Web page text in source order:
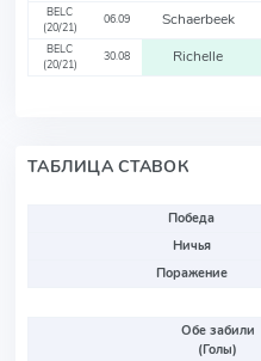
BELC
(20/21)
06.09 Schaerbeek
BELC
(20/21)
30.08 Richelle
ТАБЛИЦА СТАВОК
Победа
Ничья
Поражение
Обе забили
(Голы)